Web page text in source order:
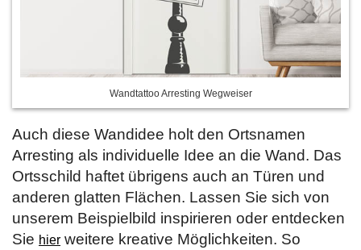
Wandtattoo Arresting Wegweiser
Auch diese Wandidee holt den Ortsnamen
Arresting als individuelle Idee an die Wand. Das
Ortsschild haftet übrigens auch an Türen und
anderen glatten Flächen. Lassen Sie sich von
unserem Beispielbild inspirieren oder entdecken
Sie hier weitere kreative Möglichkeiten. So